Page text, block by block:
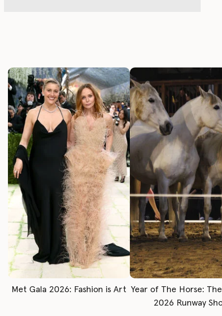
Met Gala 2026: Fashion is Art Year of The Horse:
2026 Runway